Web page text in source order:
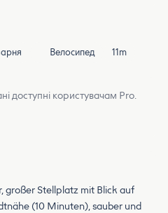
Велосипед 11m
доступні користувачам Pro.
großer Stellplatz mit Blick auf
(10 Minuten), sauber und